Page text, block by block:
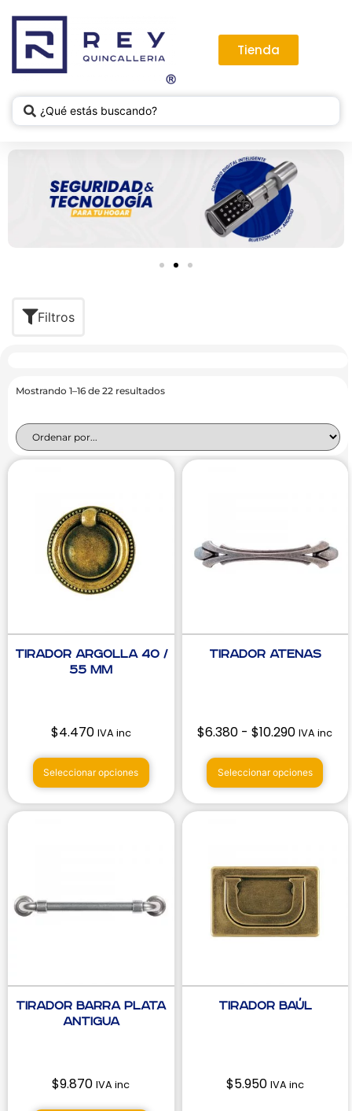
Tienda
Filtros
Mostrando 1–16 de 22 resultados
Tirador Argolla 40 /
55 mm
$4.470 IVA inc
Seleccionar opciones
Tirador Atenas
$6.380 - $10.290 IVA inc
Seleccionar opciones
Tirador Barra Plata
Antigua
$9.870 IVA inc
Tirador Baúl
$5.950 IVA inc